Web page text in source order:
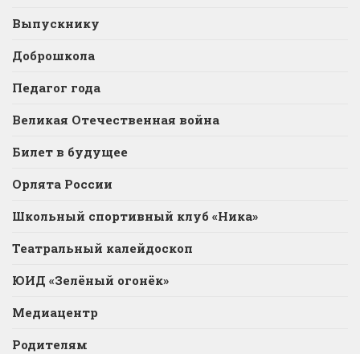
Выпускнику
Доброшкола
Педагог года
Великая Отечественная война
Билет в будущее
Орлята России
Школьный спортивный клуб «Ника»
Театральный калейдоскоп
ЮИД «Зелёный огонёк»
Медиацентр
Родителям